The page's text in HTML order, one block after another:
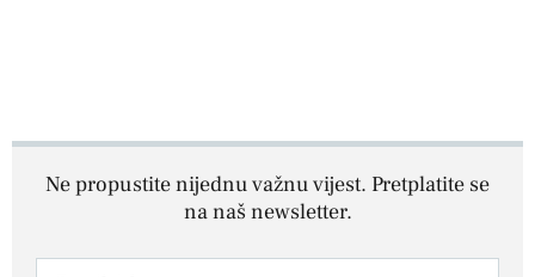
Ne propustite nijednu važnu vijest. Pretplatite se
na naš newsletter.